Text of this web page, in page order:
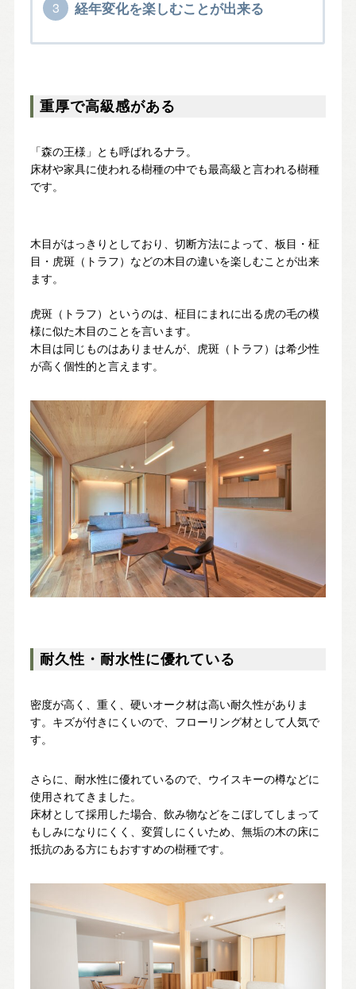
家づくり無料相談会
経年変化を楽しむことが出来る
重厚で高級感がある
「森の王様」とも呼ばれるナラ。
床材や家具に使われる樹種の中でも最高級と言われる樹種
です。
木目がはっきりとしており、切断方法によって、板目・柾
目・虎斑（トラフ）などの木目の違いを楽しむことが出来
ます。
虎斑（トラフ）というのは、柾目にまれに出る虎の毛の模
様に似た木目のことを言います。
木目は同じものはありませんが、虎斑（トラフ）は希少性
が高く個性的と言えます。
耐久性・耐水性に優れている
密度が高く、重く、硬いオーク材は高い耐久性がありま
す。キズが付きにくいので、フローリング材として人気で
す。
さらに、耐水性に優れているので、ウイスキーの樽などに
使用されてきました。
床材として採用した場合、飲み物などをこぼしてしまって
もしみになりにくく、変質しにくいため、無垢の木の床に
抵抗のある方にもおすすめの樹種です。